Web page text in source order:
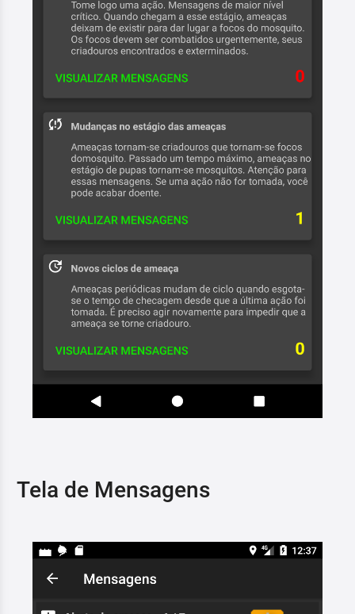
Tela de Mensagens